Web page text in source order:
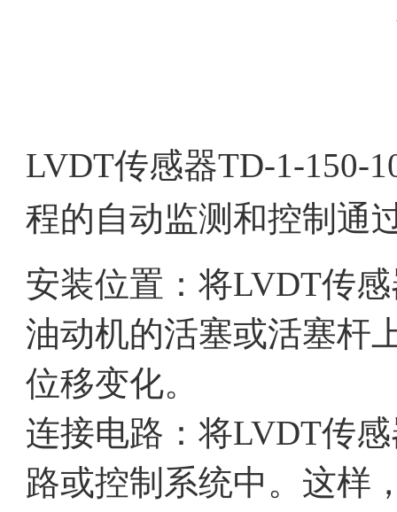
LVDT传感器TD-1-150-
程的自动监测和控制通
安装位置：将LVDT传
油动机的活塞或活塞杆
位移变化。
连接电路：将LVDT传
路或控制系统中。这样